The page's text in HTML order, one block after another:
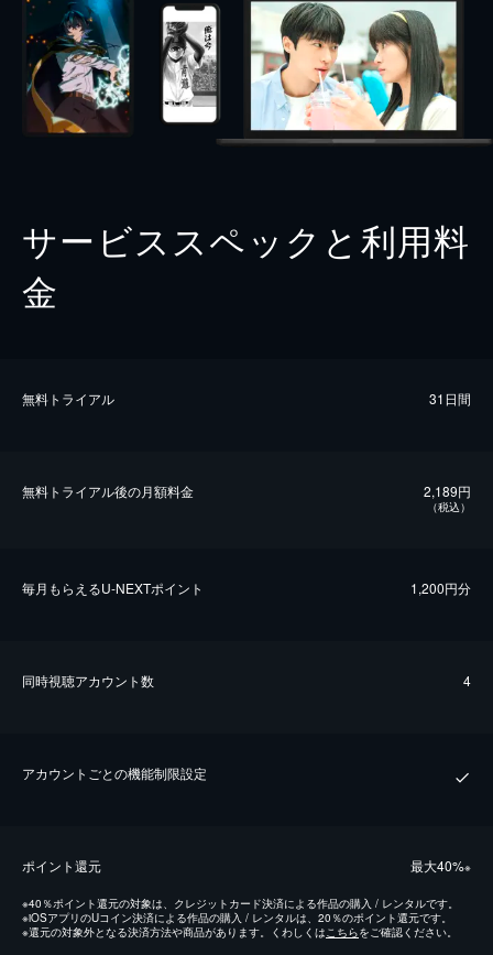
サービススペックと利用料
金
無料トライアル 31日間
無料トライアル後の⽉額料金 2,189円
（税込）
毎⽉もらえるU-NEXTポイント 1,200円分
同時視聴アカウント数 4
アカウントごとの機能制限設定
ポイント還元 最⼤40%※
※40％ポイント還元の対象は、クレジットカード決済による作品の購入 / レンタルです。
※iOSアプリのUコイン決済による作品の購入 / レンタルは、20％のポイント還元です。
※還元の対象外となる決済方法や商品があります。くわしくはこちらをご確認ください。